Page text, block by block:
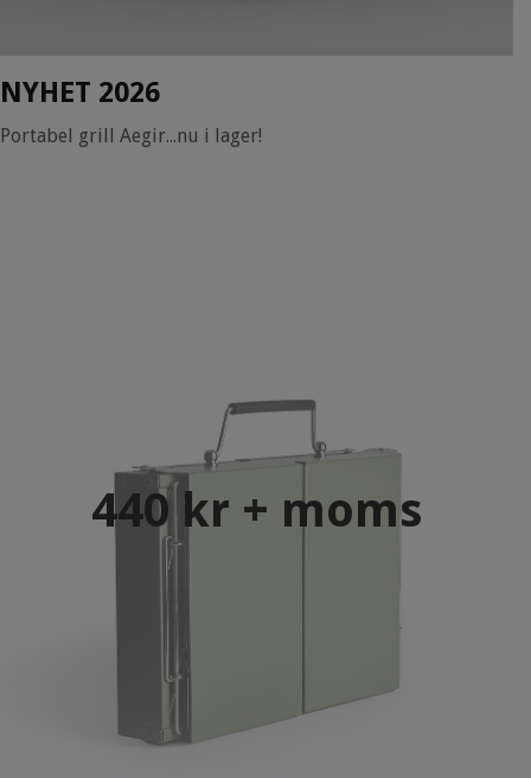
NYHET 2026
Portabel grill Aegir...nu i lager!
440 kr + moms